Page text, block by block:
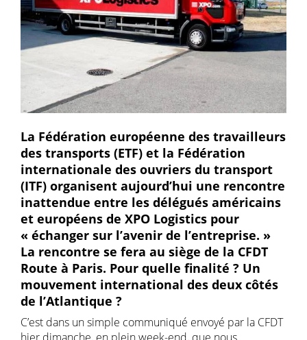
La Fédération européenne des travailleurs
des transports (ETF) et la Fédération
internationale des ouvriers du transport
(ITF) organisent aujourd’hui une rencontre
inattendue entre les délégués américains
et européens de XPO Logistics pour
« échanger sur l’avenir de l’entreprise. »
La rencontre se fera au siège de la CFDT
Route à Paris. Pour quelle finalité ? Un
mouvement international des deux côtés
de l’Atlantique ?
C’est dans un simple communiqué envoyé par la CFDT